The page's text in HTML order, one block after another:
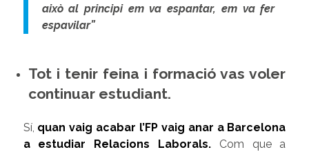
això al principi em va espantar, em va fer
espavilar”
Tot i tenir feina i formació vas voler
continuar estudiant.
Sí, quan vaig acabar l’FP vaig anar a Barcelona
a estudiar Relacions Laborals. Com que a